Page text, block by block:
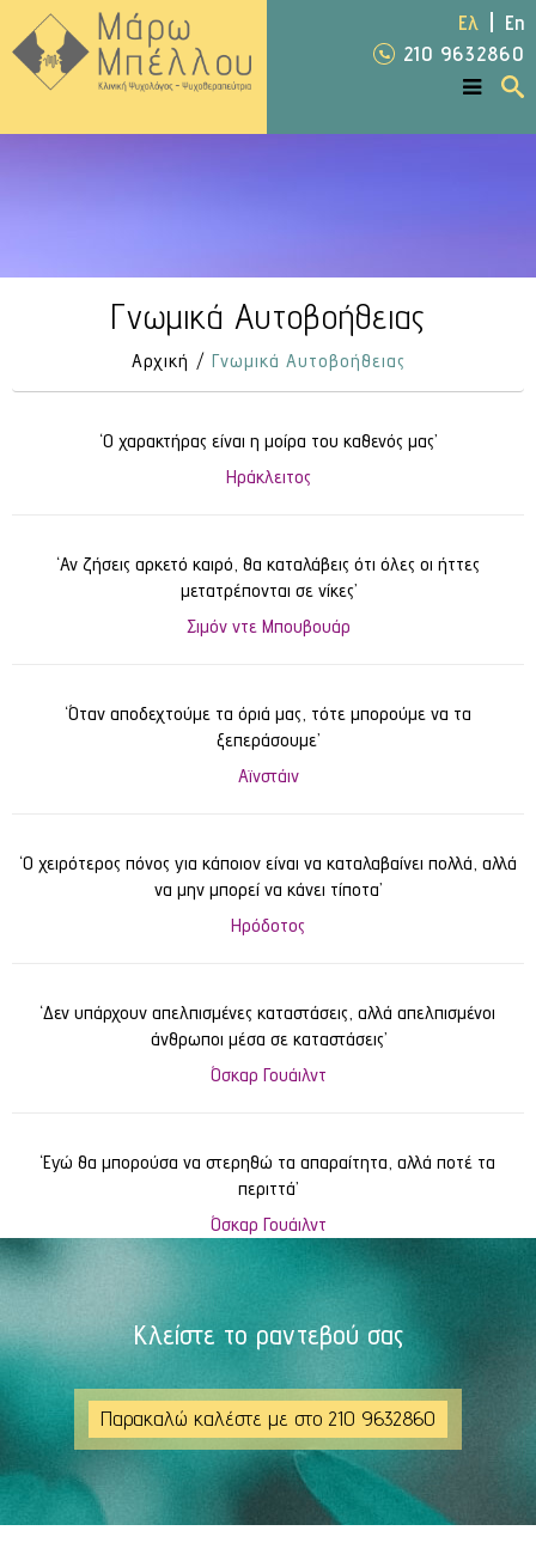
Ελ
En
210 9632860
Γνωμικά Αυτοβοήθειας
Αρχική Γνωμικά Αυτοβοήθειας
‘Ο χαρακτήρας είναι η μοίρα του καθενός μας’
Ηράκλειτος
‘Αν ζήσεις αρκετό καιρό, θα καταλάβεις ότι όλες οι ήττες
μετατρέπονται σε νίκες’
Σιμόν ντε Μπουβουάρ
‘Όταν αποδεχτούμε τα όριά μας, τότε μπορούμε να τα
ξεπεράσουμε’
Αϊνστάιν
‘Ο χειρότερος πόνος για κάποιον είναι να καταλαβαίνει πολλά, αλλά
να μην μπορεί να κάνει τίποτα’
Ηρόδοτος
‘Δεν υπάρχουν απελπισμένες καταστάσεις, αλλά απελπισμένοι
άνθρωποι μέσα σε καταστάσεις’
Όσκαρ Γουάιλντ
‘Εγώ θα μπορούσα να στερηθώ τα απαραίτητα, αλλά ποτέ τα
περιττά’
Όσκαρ Γουάιλντ
Κλείστε το ραντεβού σας
Παρακαλώ καλέστε με στο 210 9632860